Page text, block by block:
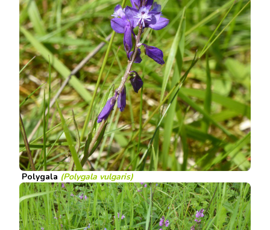
Polygala (Polygala vulgaris)